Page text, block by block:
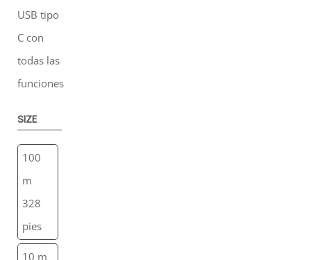
USB tipo
C con
todas las
funciones
SIZE
100
m
328
pies
10 m